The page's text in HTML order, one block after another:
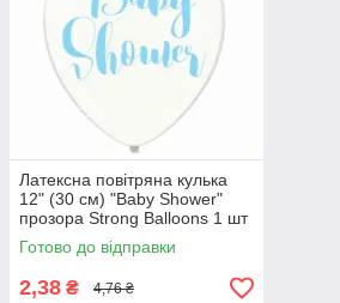
Латексна повітряна кулька
12" (30 см) "Baby Shower"
прозора Strong Balloons 1 шт
Готово до відправки
2,38 ₴ 4,76 ₴